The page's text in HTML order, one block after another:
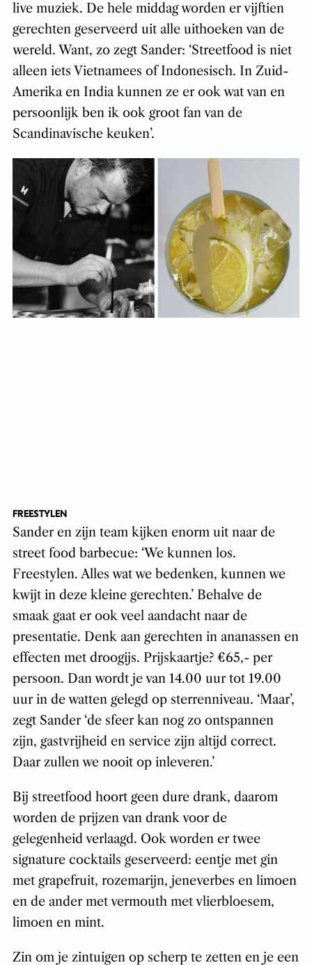
live muziek. De hele middag worden er vijftien
gerechten geserveerd uit alle uithoeken van de
wereld. Want, zo zegt Sander: ‘Streetfood is niet
alleen iets Vietnamees of Indonesisch. In Zuid-
Amerika en India kunnen ze er ook wat van en
persoonlijk ben ik ook groot fan van de
Scandinavische keuken’.
FREESTYLEN
Sander en zijn team kijken enorm uit naar de
street food barbecue: ‘We kunnen los.
Freestylen. Alles wat we bedenken, kunnen we
kwijt in deze kleine gerechten.’ Behalve de
smaak gaat er ook veel aandacht naar de
presentatie. Denk aan gerechten in ananassen en
effecten met droogijs. Prijskaartje? €65,- per
persoon. Dan wordt je van 14.00 uur tot 19.00
uur in de watten gelegd op sterrenniveau. ‘Maar’,
zegt Sander ‘de sfeer kan nog zo ontspannen
zijn, gastvrijheid en service zijn altijd correct.
Daar zullen we nooit op inleveren.’
Bij streetfood hoort geen dure drank, daarom
worden de prijzen van drank voor de
gelegenheid verlaagd. Ook worden er twee
signature cocktails geserveerd: eentje met gin
met grapefruit, rozemarijn, jeneverbes en limoen
en de ander met vermouth met vlierbloesem,
limoen en mint.
Zin om je zintuigen op scherp te zetten en je een